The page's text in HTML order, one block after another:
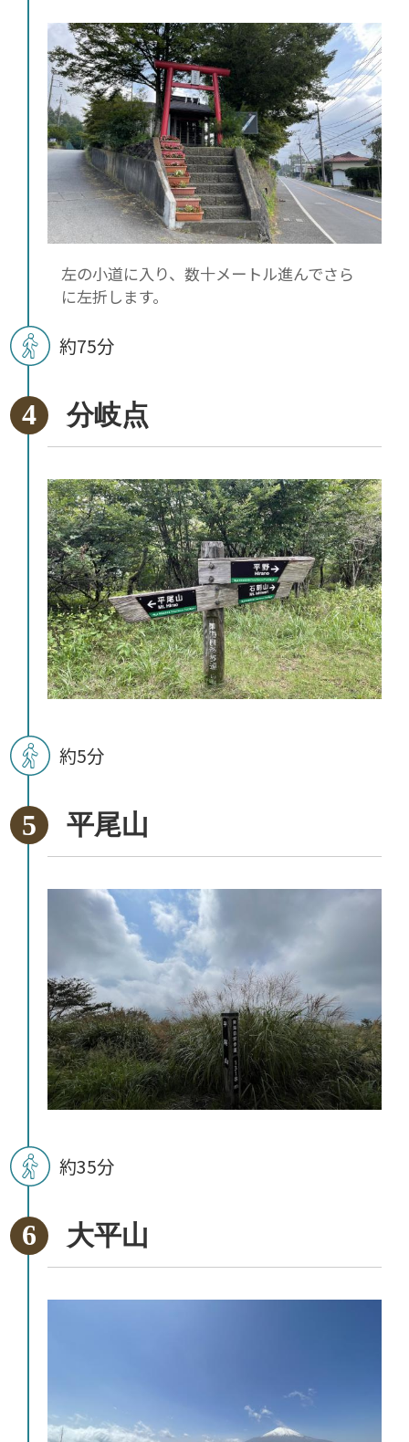
左の小道に入り、数十メートル進んでさら
に左折します。
約75分
分岐点
約5分
平尾山
約35分
大平山